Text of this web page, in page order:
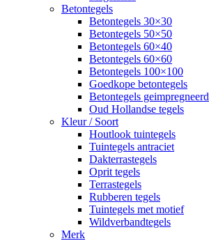
Betontegels
Betontegels 30×30
Betontegels 50×50
Betontegels 60×40
Betontegels 60×60
Betontegels 100×100
Goedkope betontegels
Betontegels geimpregneerd
Oud Hollandse tegels
Kleur / Soort
Houtlook tuintegels
Tuintegels antraciet
Dakterrastegels
Oprit tegels
Terrastegels
Rubberen tegels
Tuintegels met motief
Wildverbandtegels
Merk